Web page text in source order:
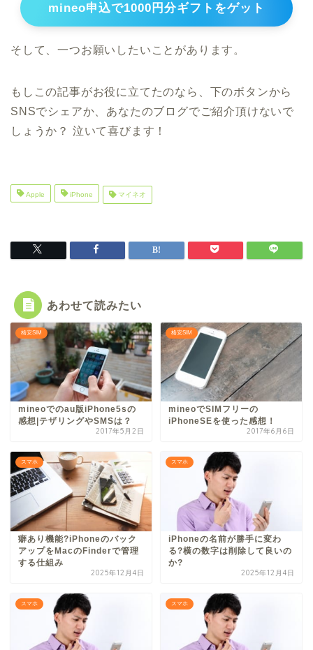
mineo申込で1000円分ギフトをゲット
そして、一つお願いしたいことがあります。
もしこの記事がお役に立てたのなら、下のボタンから
SNSでシェアか、あなたのブログでご紹介頂けないで
しょうか？ 泣いて喜びます！
Apple iPhone マイネオ
あわせて読みたい
格安SIM
mineoでのau版iPhone5sの
感想|テザリングやSMSは？
2017年5月2日
格安SIM
mineoでSIMフリーの
iPhoneSEを使った感想！
2017年6月6日
スマホ
癖あり機能?iPhoneのバック
アップをMacのFinderで管理
する仕組み
2025年12月4日
スマホ
iPhoneの名前が勝手に変わ
る?横の数字は削除して良いの
か?
2025年12月4日
スマホ スマホ